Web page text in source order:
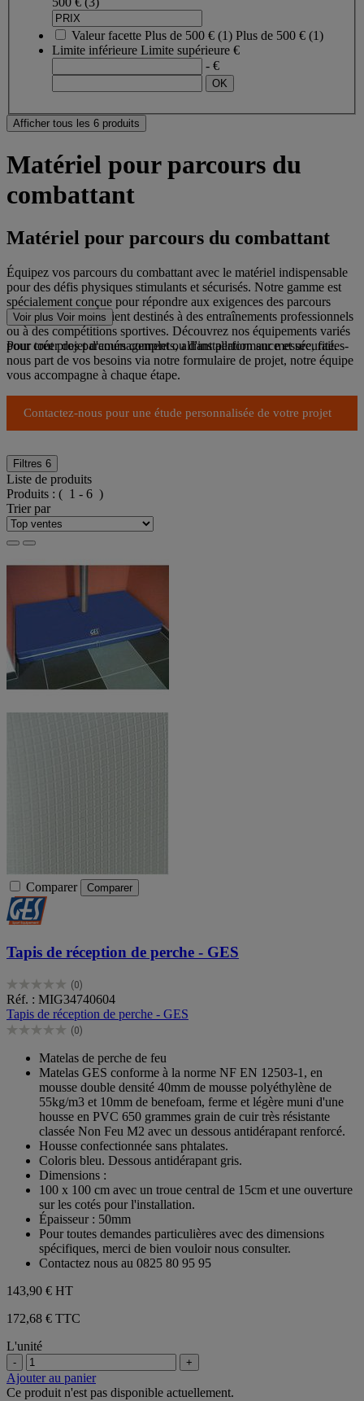
Valeur facette Plus de 500 € (1) Plus de 500 € (1)
Limite inférieure Limite supérieure €
- €
Afficher tous les 6 produits
Matériel pour parcours du
combattant
Matériel pour parcours du combattant
Équipez vos parcours du combattant avec le matériel indispensable
pour des défis physiques stimulants et sécurisés. Notre gamme est
spécialement conçue pour répondre aux exigences des parcours
d’obstacles, qu'ils soient destinés à des entraînements professionnels
ou à des compétitions sportives. Découvrez nos équipements variés
pour créer des parcours complets, alliant performance et sécurité.
Voir plus Voir moins
Pour tout projet d'aménagement ou d'installation sur mesure, faites-
nous part de vos besoins via notre formulaire de projet, notre équipe
vous accompagne à chaque étape.
Contactez-nous pour une étude personnalisée de votre projet
Filtres 6
Liste de produits
Produits : ( 1 - 6 )
Trier par
Comparer Comparer
Tapis de réception de perche - GES
(0)
0.0
sur
5
étoiles.
Réf. : MIG34740604
Tapis de réception de perche - GES
(0)
0.0
étoiles.
Matelas de perche de feu
Matelas GES conforme à la norme NF EN 12503-1, en
mousse double densité 40mm de mousse polyéthylène de
55kg/m3 et 10mm de benefoam, ferme et légère muni d'une
housse en PVC 650 grammes grain de cuir très résistante
classée Non Feu M2 avec un dessous antidérapant renforcé.
Housse confectionnée sans phtalates.
Coloris bleu. Dessous antidérapant gris.
Dimensions :
100 x 100 cm avec un troue central de 15cm et une ouverture
sur les cotés pour l'installation.
Épaisseur : 50mm
Pour toutes demandes particulières avec des dimensions
spécifiques, merci de bien vouloir nous consulter.
Contactez nous au 0825 80 95 95
143,90 € HT
172,68 € TTC
L'unité
- +
Ajouter au panier
Ce produit n'est pas disponible actuellement.